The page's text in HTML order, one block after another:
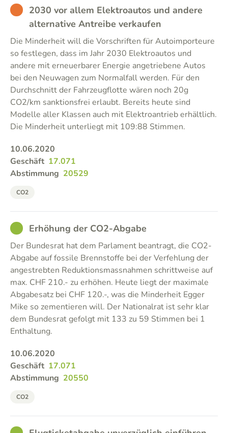
BAD 2030 vor allem Elektroautos und andere
alternative Antreibe verkaufen
Die Minderheit will die Vorschriften für Autoimporteure
so festlegen, dass im Jahr 2030 Elektroautos und
andere mit erneuerbarer Energie angetriebene Autos
bei den Neuwagen zum Normalfall werden. Für den
Durchschnitt der Fahrzeugflotte wären noch 20g
CO2/km sanktionsfrei erlaubt. Bereits heute sind
Modelle aller Klassen auch mit Elektroantrieb erhältlich.
Die Minderheit unterliegt mit 109:88 Stimmen.
10.06.2020
Geschäft 17.071
Abstimmung 20529
CO2
GOODErhöhung der CO2-Abgabe
Der Bundesrat hat dem Parlament beantragt, die CO2-
Abgabe auf fossile Brennstoffe bei der Verfehlung der
angestrebten Reduktionsmassnahmen schrittweise auf
max. CHF 210.- zu erhöhen. Heute liegt der maximale
Abgabesatz bei CHF 120.-, was die Minderheit Egger
Mike so zementieren will. Der Nationalrat ist sehr klar
dem Bundesrat gefolgt mit 133 zu 59 Stimmen bei 1
Enthaltung.
10.06.2020
Geschäft 17.071
Abstimmung 20550
CO2